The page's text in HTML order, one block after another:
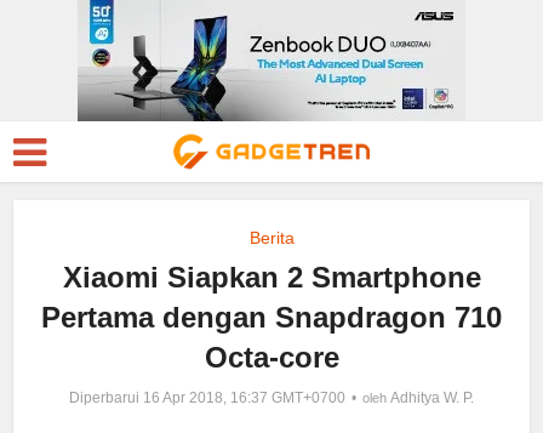
Berita
Xiaomi Siapkan 2 Smartphone
Pertama dengan Snapdragon 710
Octa-core
Diperbarui 16 Apr 2018, 16:37 GMT+0700 oleh Adhitya W. P.